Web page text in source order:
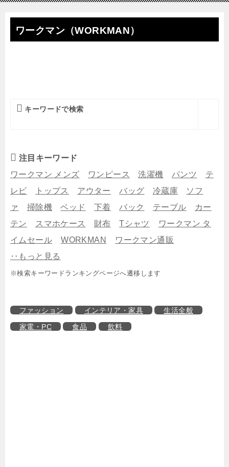
ワークマン（WORKMAN）
キーワードで検索
注目キーワード
ワークマン メンズ
ワンピース 洗濯機 パンツ
テ
レビ
トップス アウター バッグ 冷蔵庫
ソフ
ァ
掃除機 ベッド 下着 バック テーブル
カー
テン
スマホケース 財布 Tシャツ
ワークマン タ
イムセール
WORKMAN
ワークマン通販
‥もっと見る
※検索キーワードランキングページへ遷移します
ファッション インテリア・家具
生活全般
家電・PC
食品 飲料